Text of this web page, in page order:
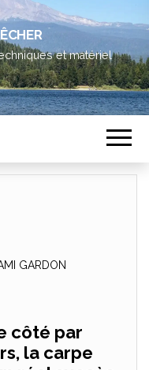
et matériel
GARDON
côté par
la carpe